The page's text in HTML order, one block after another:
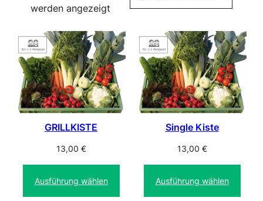
werden angezeigt Nach
sortiert
GRILLKISTE
13,00 €
Ausführung wählen
Single Kiste
13,00 €
Ausführung wählen